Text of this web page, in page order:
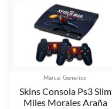
Marca: Generico
Skins Consola Ps3 Slim
Miles Morales Araña